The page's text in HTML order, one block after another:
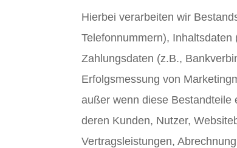
Hierbei verarbeiten wir
Telefonnummern),
Zahlungsdaten (z.B.,
Erfolgsmessung von
außer wenn diese Bestandteile
deren Kunden, Nutzer,
Vertragsleistungen,